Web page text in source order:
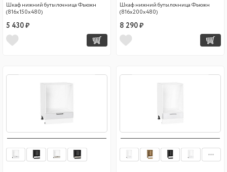
Шкаф нижний бутылочница Фьюжн
(816х150х480)
5 430 ₽
Шкаф нижний бутылочница Фьюжн
(816х200х480)
8 290 ₽